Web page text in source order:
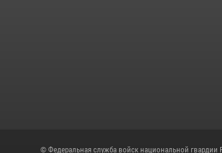
© Федеральная служба войск национальной гвардии